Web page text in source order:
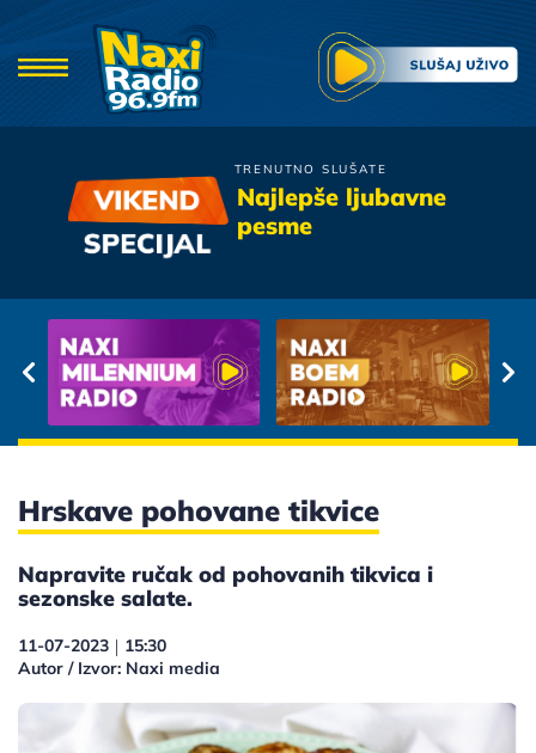
TRENUTNO SLUŠATE
Najlepše ljubavne
pesme
Riblja Corba
Hrskave pohovane tikvice
Napravite ručak od pohovanih tikvica i
sezonske salate.
11-07-2023 | 15:30
Autor / Izvor: Naxi media